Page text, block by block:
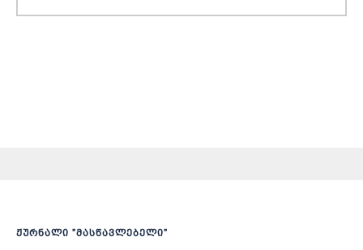
ჟურნალი ”მასწავლებელი”